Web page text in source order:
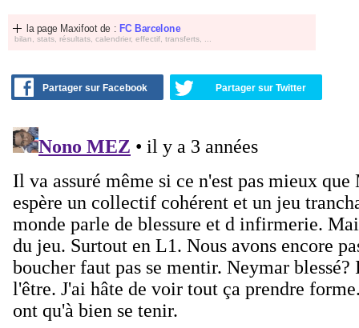
la page Maxifoot de : FC Barcelone
bilan, stats, résultats, calendrier, effectif, transferts, ...
Partager sur Facebook Partager sur Twitter